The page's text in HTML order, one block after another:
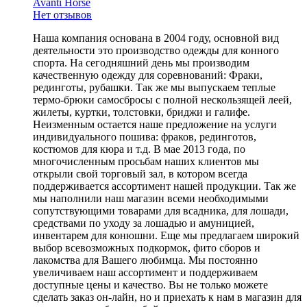
Нет отзывов
Наша компания основана в 2004 году, основной вид
деятельности это производство одежды для конного
спорта. На сегодняшний день мы производим
качественную одежду для соревнований: Фраки,
рединготы, рубашки. Так же мы выпускаем теплые
термо-брюки самосбросы с полной нескользящей леей,
жилеты, куртки, толстовки, бриджи и галифе.
Неизменным остается наше предложение на услуги
индивидуального пошива: фраков, рединготов,
костюмов для кюра и т.д. В мае 2013 года, по
многочисленным просьбам наших клиентов мы
открыли свой торговый зал, в котором всегда
поддерживается ассортимент нашей продукции. Так же
мы наполнили наш магазин всеми необходимыми
сопутствующими товарами для всадника, для лошади,
средствами по уходу за лошадью и амуницией,
инвентарем для конюшни. Еще мы предлагаем широкий
выбор всевозможных подкормок, фито сборов и
лакомства для Вашего любимца. Мы постоянно
увеличиваем наш ассортимент и поддерживаем
доступные цены и качество. Вы не только можете
сделать заказ он-лайн, но и приехать к нам в магазин для